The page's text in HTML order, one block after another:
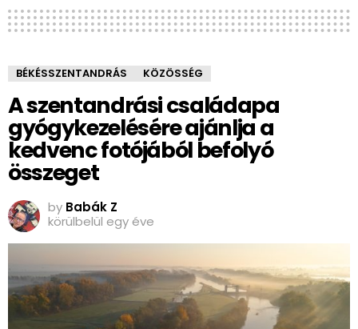
BÉKÉSSZENTANDRÁS KÖZÖSSÉG
A szentandrási családapa
gyógykezelésére ajánlja a
kedvenc fotójából befolyó
összeget
by Babák Z
körülbelül egy éve